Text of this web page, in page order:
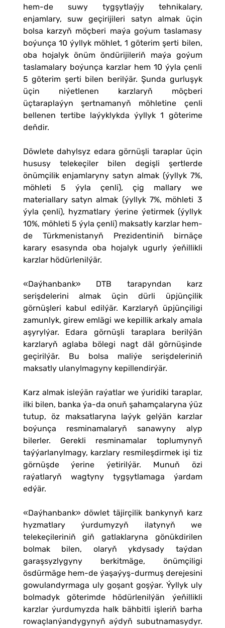
hem-de suwy tygşytlaýjy tehnikalary,
enjamlary, suw geçirijileri satyn almak üçin
bolsa karzyň möçberi maýa goýum taslamasy
boýunça 10 ýyllyk möhlet, 1 göterim şerti bilen,
oba hojalyk önüm öndürijileriň maýa goýum
taslamalary boýunça karzlar hem 10 ýyla çenli
5 göterim şerti bilen berilýär. Şunda gurluşyk
üçin niýetlenen karzlaryň möçberi
üçtaraplaýyn şertnamanyň möhletine çenli
bellenen tertibe laýyklykda ýyllyk 1 göterime
deňdir.
Döwlete dahylsyz edara görnüşli taraplar üçin
hususy telekeçiler bilen degişli şertlerde
önümçilik enjamlaryny satyn almak (ýyllyk 7%,
möhleti 5 ýyla çenli), çig mallary we
materiallary satyn almak (ýyllyk 7%, möhleti 3
ýyla çenli), hyzmatlary ýerine ýetirmek (ýyllyk
10%, möhleti 5 ýyla çenli) maksatly karzlar hem-
de Türkmenistanyň Prezidentiniň birnäçe
karary esasynda oba hojalyk ugurly ýeňillikli
karzlar hödürlenilýär.
«Daýhanbank» DTB tarapyndan karz
serişdelerini almak üçin dürli üpjünçilik
görnüşleri kabul edilýär. Karzlaryň üpjünçiligi
zamunlyk, girew emlägi we kepillik arkaly amala
aşyrylýar. Edara görnüşli taraplara berilýän
karzlaryň aglaba bölegi nagt däl görnüşinde
geçirilýär. Bu bolsa maliýe serişdeleriniň
maksatly ulanylmagyny kepillendirýär.
Karz almak isleýän raýatlar we ýuridiki taraplar,
ilki bilen, banka ýa-da onuň şahamçalaryna ýüz
tutup, öz maksatlaryna laýyk gelýän karzlar
boýunça resminamalaryň sanawyny alyp
bilerler. Gerekli resminamalar toplumynyň
taýýarlanylmagy, karzlary resmileşdirmek işi tiz
görnüşde ýerine ýetirilýär. Munuň özi
raýatlaryň wagtyny tygşytlamaga ýardam
edýär.
«Daýhanbank» döwlet täjirçilik bankynyň karz
hyzmatlary ýurdumyzyň ilatynyň we
telekeçileriniň giň gatlaklaryna gönükdirilen
bolmak bilen, olaryň ykdysady taýdan
garaşsyzlygyny berkitmäge, önümçiligi
ösdürmäge hem-de ýaşaýyş-durmuş derejesini
gowulandyrmaga uly goşant goşýar. Ýyllyk uly
bolmadyk göterimde hödürlenilýän ýeňillikli
karzlar ýurdumyzda halk bähbitli işleriň barha
rowaçlanýandygynyň aýdyň subutnamasydyr.